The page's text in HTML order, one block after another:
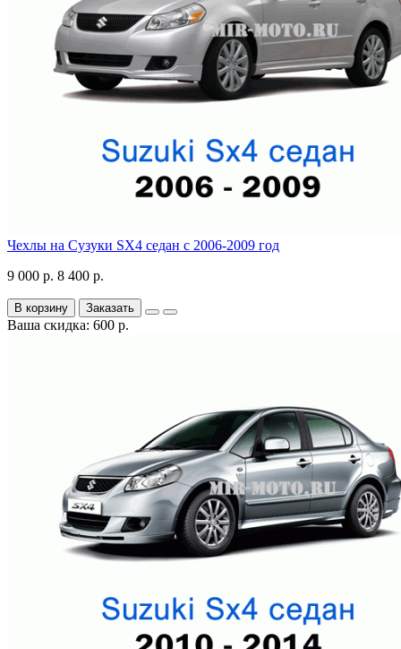
Чехлы на Сузуки SX4 седан с 2006-2009 год
9 000 р. 8 400 р.
В корзину Заказать
Ваша скидка: 600 р.